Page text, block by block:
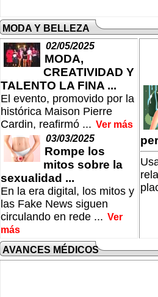
MODA Y BELLEZA
02/05/2025
MODA,
CREATIVIDAD Y
TALENTO LA FINA ...
El evento, promovido por la
histórica Maison Pierre
Cardin, reafirmó ... Ver más
03/03/2025
Rompe los
mitos sobre la
sexualidad ...
En la era digital, los mitos y
las Fake News siguen
circulando en rede ... Ver
más
AVANCES MÉDICOS